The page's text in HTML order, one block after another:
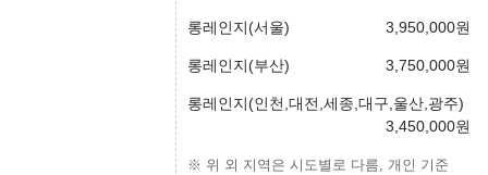
롱레인지(서울) 3,950,000원
롱레인지(부산) 3,750,000원
롱레인지(인천,대전,세종,대구,울산,광주)
3,450,000원
※ 위 외 지역은 시도별로 다름, 개인 기준